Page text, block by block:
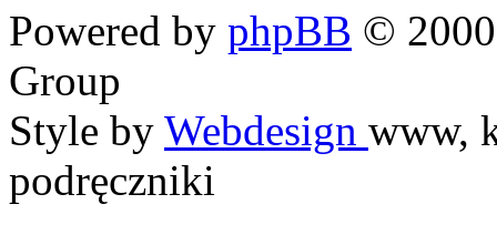
Powered by phpBB ©
Group
Style by Webdesign www,
podręczniki